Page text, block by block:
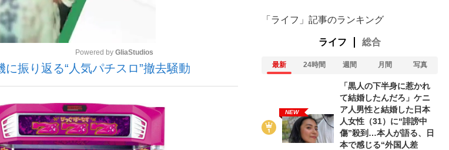
す... 「敗因分析は一切聞かれなかった」侍ジャパン選手が証言した“NPB聞...
観る将棋、読む将棋
Mute
Powered by GliaStudios
振り返る“人気パチスロ”撤去騒動
「ライフ」記事のランキング
ライフ 総合
最新 24時間 週間 月間 写真
NEW
「黒人の下半身に惹かれ
て結婚したんだろ」ケニ
ア人男性と結婚した日本
人女性（31）に“誹謗中
傷”殺到…本人が語る、日
本で感じる“外国人差